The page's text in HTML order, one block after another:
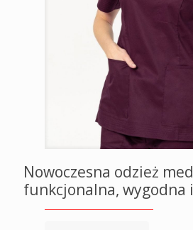
Nowoczesna odzież
funkcjonalna, wygodna